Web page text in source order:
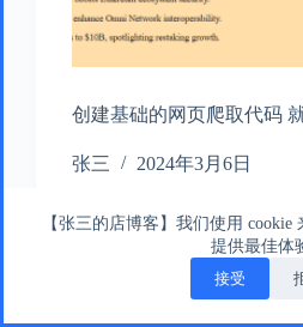
【张三的店博客】我们使用
提供最佳体
接受
创建基础的网页爬取代码
张三 2024年3月6日